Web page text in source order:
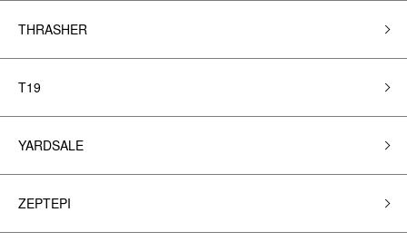
THRASHER
T19
YARDSALE
ZEPTEPI